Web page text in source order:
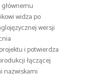
widza po
wersji
i potwierdza
łączącej
nazwiskami